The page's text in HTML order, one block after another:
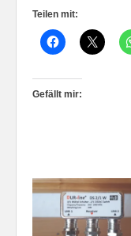
Teilen mit:
Gefällt mir: